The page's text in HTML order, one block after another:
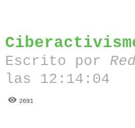
Escrito por
las 12:14:04
2691